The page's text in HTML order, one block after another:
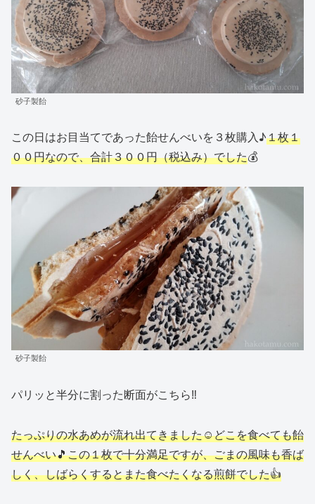
砂子製飴
この日はお目当てであった飴せんべいを３枚購入♪１枚１
００円なので、合計３００円（税込み）でした💰
砂子製飴
パリッと半分に割った断面がこちら‼
たっぷりの水あめが流れ出てきました☺どこを食べても飴
せんべい🎵この１枚で十分満足ですが、ごまの風味も香ば
しく、しばらくするとまた食べたくなる煎餅でした👍